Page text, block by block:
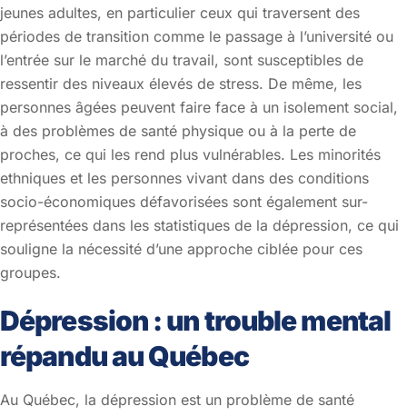
jeunes adultes, en particulier ceux qui traversent des
périodes de transition comme le passage à l’université ou
l’entrée sur le marché du travail, sont susceptibles de
ressentir des niveaux élevés de stress. De même, les
personnes âgées peuvent faire face à un isolement social,
à des problèmes de santé physique ou à la perte de
proches, ce qui les rend plus vulnérables. Les minorités
ethniques et les personnes vivant dans des conditions
socio-économiques défavorisées sont également sur-
représentées dans les statistiques de la dépression, ce qui
souligne la nécessité d’une approche ciblée pour ces
groupes.
Dépression : un trouble mental
répandu au Québec
Au Québec, la dépression est un problème de santé